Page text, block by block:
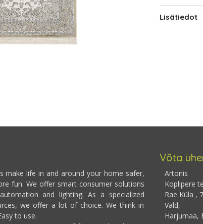
Lisätiedot
make life in and around your home safer,
fun. We offer smart consumer solutions
and lighting. As a specialized
we offer a lot of choice. We think in
to use.
Võta
Artonis
Koplipere
Rae Küla ,
Vald,
Harjumaa,